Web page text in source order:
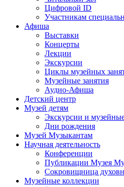
Цифровой ID
Участникам
Афиша
Выставки
Концерты
Лекции
Экскурсии
Циклы музейных
Музейные занятия
Аудио-Афиша
Детский центр
Музей детям
Экскурсии и
Дни рождения
Музей Музыкантам
Научная деятельность
Конференции
Публикации Музея
Сокровищница
Музейные коллекции